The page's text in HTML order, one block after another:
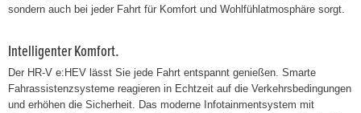
sondern auch bei jeder Fahrt für Komfort und Wohlfühlatmosphäre sorgt.
Intelligenter Komfort.
Der HR-V e:HEV lässt Sie jede Fahrt entspannt genießen. Smarte
Fahrassistenzsysteme reagieren in Echtzeit auf die Verkehrsbedingungen
und erhöhen die Sicherheit. Das moderne Infotainmentsystem mit